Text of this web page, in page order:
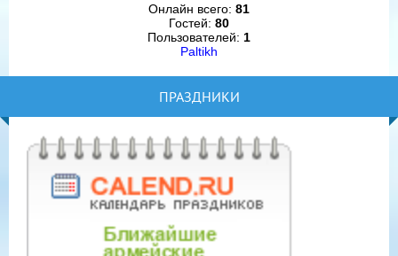
Онлайн всего: 81
Гостей: 80
Пользователей: 1
Paltikh
ПРАЗДНИКИ